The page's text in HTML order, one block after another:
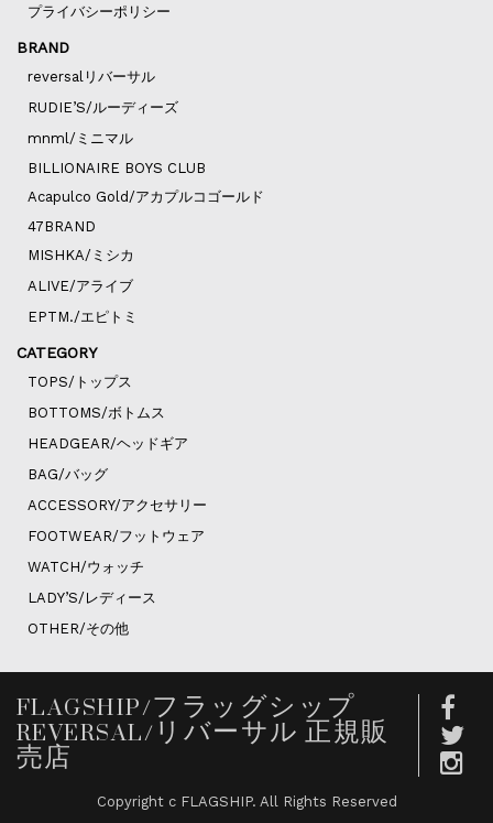
プライバシーポリシー
BRAND
reversalリバーサル
RUDIE’S/ルーディーズ
mnml/ミニマル
BILLIONAIRE BOYS CLUB
Acapulco Gold/アカプルコゴールド
47BRAND
MISHKA/ミシカ
ALIVE/アライブ
EPTM./エピトミ
CATEGORY
TOPS/トップス
BOTTOMS/ボトムス
HEADGEAR/ヘッドギア
BAG/バッグ
ACCESSORY/アクセサリー
FOOTWEAR/フットウェア
WATCH/ウォッチ
LADY’S/レディース
OTHER/その他
FLAGSHIP/フラッグシップ
REVERSAL/リバーサル 正規販
売店
Copyright c FLAGSHIP. All Rights Reserved